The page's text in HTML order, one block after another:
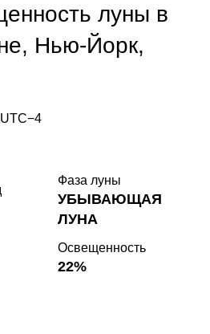
луны в
Нью-Йорк,
UTC−4
Фаза луны
УБЫВАЮЩАЯ
ЛУНА
Освещенность
22%